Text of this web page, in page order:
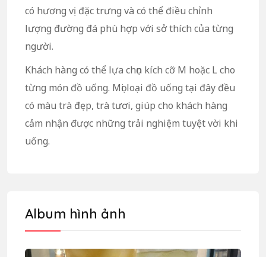
có hương vị đặc trưng và có thể điều chỉnh
lượng đường đá phù hợp với sở thích của từng
người.
Khách hàng có thể lựa chọn kích cỡ M hoặc L cho
từng món đồ uống. Mọi loại đồ uống tại đây đều
có màu trà đẹp, trà tươi, giúp cho khách hàng
cảm nhận được những trải nghiệm tuyệt vời khi
uống.
Album hình ảnh